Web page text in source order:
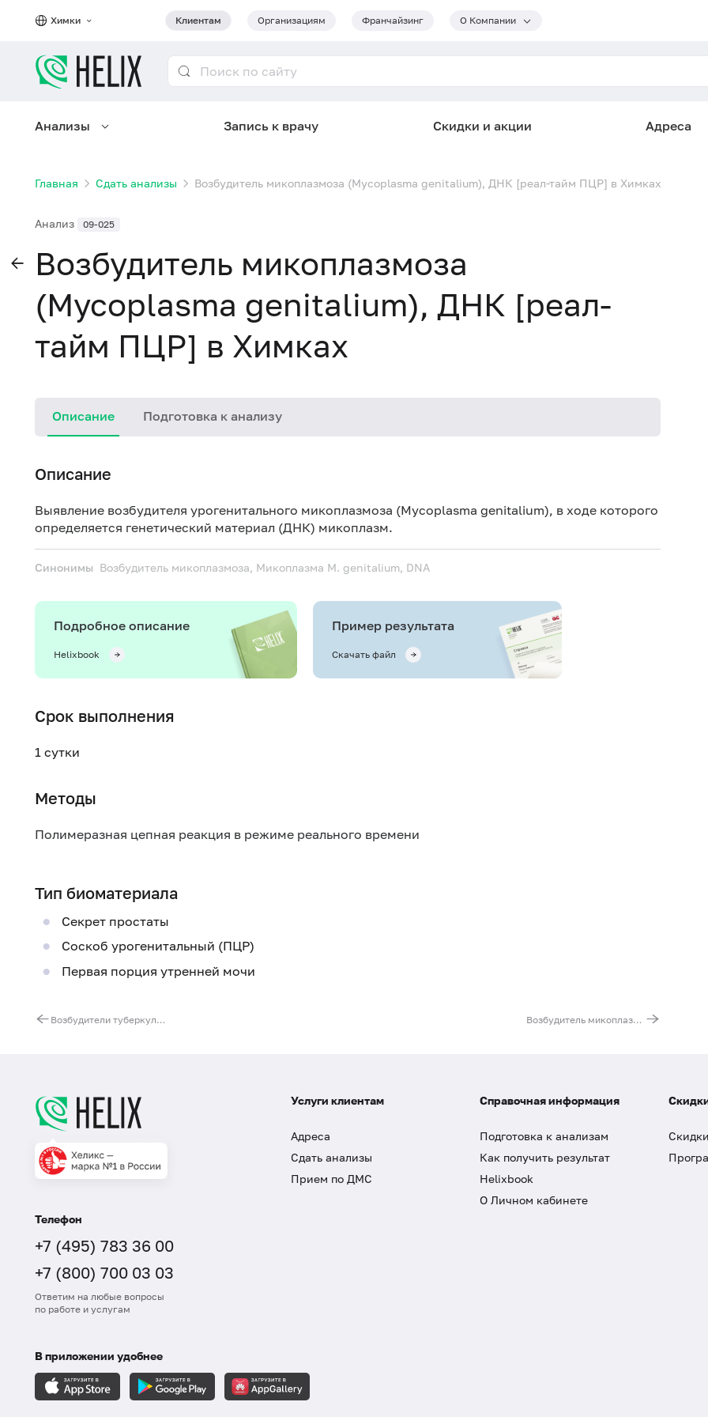
Химки Клиентам Организациям Франчайзинг О Компании
Анализы Запись к врачу Скидки и акции Адреса
Главная Сдать анализы Возбудитель микоплазмоза (Mycoplasma genitalium), ДНК [реал-тайм ПЦР] в Химках
Анализ 09-025
Возбудитель микоплазмоза
(Mycoplasma genitalium), ДНК [реал-
тайм ПЦР] в Химках
Описание Подготовка к анализу
Описание
Выявление возбудителя урогенитального микоплазмоза (Mycoplasma genitalium), в ходе которого
определяется генетический материал (ДНК) микоплазм.
Синонимы Возбудитель микоплазмоза, Микоплазма M. genitalium, DNA
Подробное описание
Helixbook
Пример результата
Скачать файл
Срок выполнения
1 сутки
Методы
Полимеразная цепная реакция в режиме реального времени
Тип биоматериала
Секрет простаты
Соскоб урогенитальный (ПЦР)
Первая порция утренней мочи
Возбудители туберкулеза (Mycobacterium tuberculosis/bovis.), ДНК [реал-тайм ПЦР] Возбудитель микоплазмоза (Mycoplasma hominis), ДНК [реал-тайм ПЦР]
Телефон
+7 (495) 783 36 00
+7 (800) 700 03 03
Ответим на любые вопросы
по работе и услугам
Услуги клиентам
Адреса
Сдать анализы
Прием по ДМС
Справочная информация
Подготовка к анализам
Как получить результат
Helixbook
О Личном кабинете
В приложении удобнее